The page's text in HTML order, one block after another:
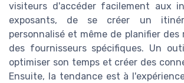
visiteurs d'accéder facilement aux
exposants, de se créer un
personnalisé et même de planifier
des fournisseurs spécifiques. Un
optimiser son temps et créer des
Ensuite, la tendance est à